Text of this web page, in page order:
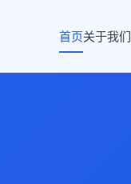
首页关于我们